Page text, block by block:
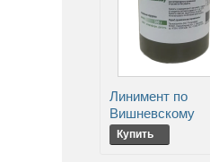
Линимент по
Вишневскому
Купить